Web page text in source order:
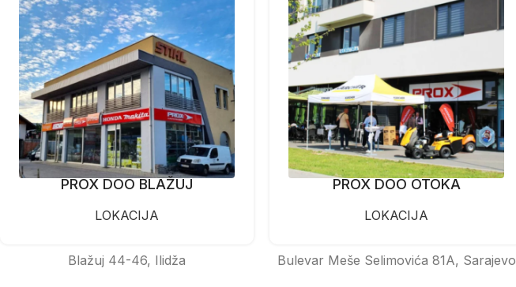
PROX DOO BLAŽUJ
LOKACIJA
Blažuj 44-46, Ilidža
PROX DOO OTOKA
LOKACIJA
Bulevar Meše Selimovića 81A, Sarajevo